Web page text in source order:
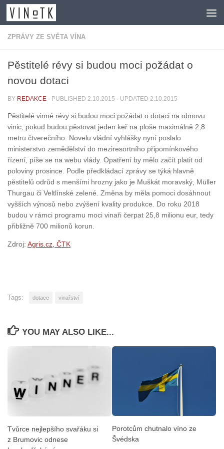
Skip to content
ZPRÁVY ZE SVĚTA VÍNA
Pěstitelé révy si budou moci požádat o
novou dotaci
BY REDAKCE · PUBLISHED 2.10.2015 · UPDATED 2.10.2015
Pěstitelé vinné révy si budou moci požádat o dotaci na obnovu
vinic, pokud budou pěstovat jeden keř na ploše maximálně 2,8
metru čtverečního. Novelu vládní vyhlášky nyní poslalo
ministerstvo zemědělství do meziresortního připomínkového
řízení, píše se na webu vlády. Opatření by mělo začít platit od
poloviny prosince. Podle předkládací zprávy se týká hlavně
pěstitelů odrůd s menšími hrozny jako je Muškát moravský, Müller
Thurgau či Veltlínské zelené. Změna by měla pomoci dosáhnout
vyšších výnosů nebo zvýšení kvality produkce. Do roku 2018
budou v rámci programu moci vinaři čerpat 25,8 milionu eur, tedy
přibližně 700 milionů korun.
Zdroj: Agris.cz, ČTK
Tags: dotace vinařství
YOU MAY ALSO LIKE...
Tvůrce nejlepšího svařáku si
z Brumovic odnese
Porotcům chutnalo víno ze
Švédska